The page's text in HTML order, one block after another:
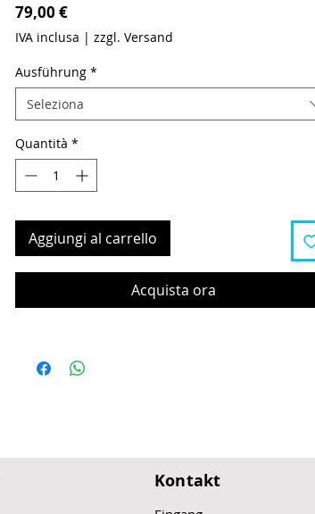
79,00 €Prezzo
IVA inclusa | zzgl. Versand
Ausführung *
Seleziona
Quantità *
Aggiungi al carrello
Acquista ora
Kontakt